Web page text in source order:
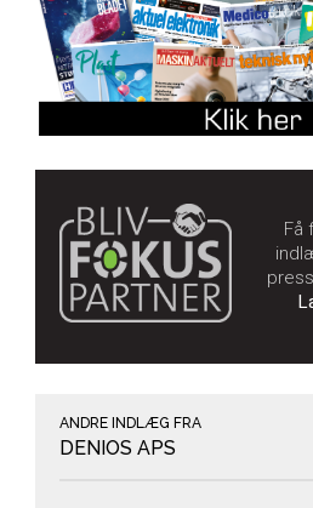
Få
ANDRE INDLÆG FRA
DENIOS APS